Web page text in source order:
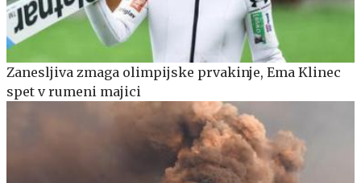
Zanesljiva zmaga olimpijske prvakinje, Ema Klinec
spet v rumeni majici